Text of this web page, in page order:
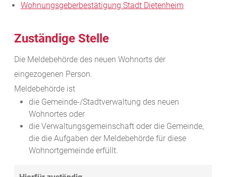
Wohnungsgeberbestätigung Stadt Dietenheim
Zuständige Stelle
Die Meldebehörde des neuen Wohnorts der
eingezogenen Person.
Meldebehörde ist
die Gemeinde-/Stadtverwaltung des neuen
Wohnortes oder
die Verwaltungsgemeinschaft oder die Gemeinde,
die die Aufgaben der Meldebehörde für diese
Wohnortgemeinde erfüllt.